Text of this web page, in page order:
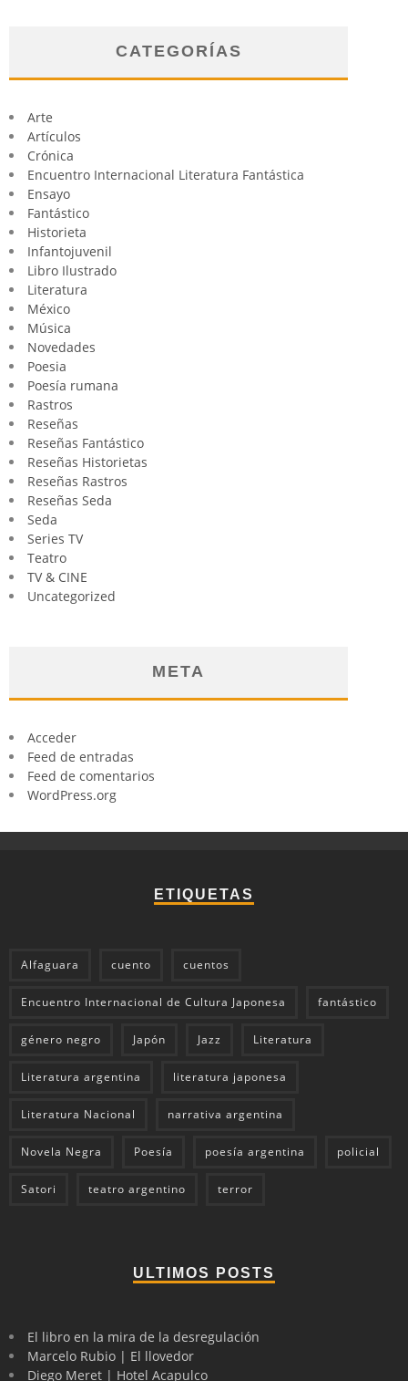
CATEGORÍAS
Arte
Artículos
Crónica
Encuentro Internacional Literatura Fantástica
Ensayo
Fantástico
Historieta
Infantojuvenil
Libro Ilustrado
Literatura
México
Música
Novedades
Poesia
Poesía rumana
Rastros
Reseñas
Reseñas Fantástico
Reseñas Historietas
Reseñas Rastros
Reseñas Seda
Seda
Series TV
Teatro
TV & CINE
Uncategorized
META
Acceder
Feed de entradas
Feed de comentarios
WordPress.org
ETIQUETAS
Alfaguara cuento cuentos
Encuentro Internacional de Cultura Japonesa fantástico
género negro Japón Jazz Literatura
Literatura argentina literatura japonesa
Literatura Nacional narrativa argentina
Novela Negra Poesía poesía argentina policial
Satori teatro argentino terror
ULTIMOS POSTS
El libro en la mira de la desregulación
Marcelo Rubio | El llovedor
Diego Meret | Hotel Acapulco